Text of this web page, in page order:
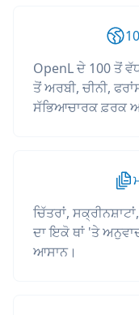
OpenL ਦੇ 100 ਤੋਂ
ਤੋਂ ਅਰਬੀ, ਚੀਨੀ,
ਸੱਭਿਆਚਾਰਕ ਫ਼ਰਕ
ਚਿੱਤਰਾਂ,
ਦਾ ਇਕੋ ਥਾਂ 'ਤੇ
ਆਸਾਨ।